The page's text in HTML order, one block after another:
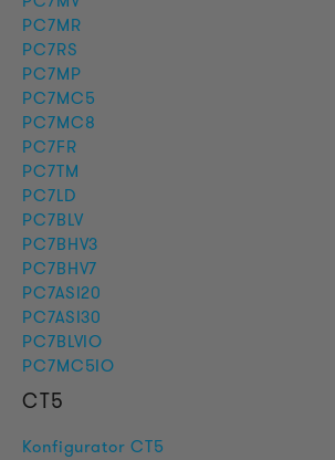
PC7MR
PC7RS
PC7MP
PC7MC5
PC7MC8
PC7FR
PC7TM
PC7LD
PC7BLV
PC7BHV3
PC7BHV7
PC7ASI20
PC7ASI30
PC7BLVIO
PC7MC5IO
CT5
Konfigurator CT5